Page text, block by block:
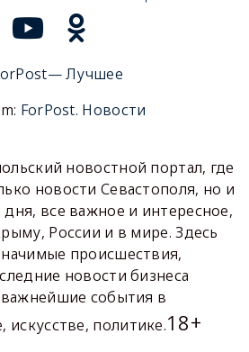
Лучшее
ForPost. Новости
новостной портал, где
новости Севастополя, но и
все важное и интересное,
России и в мире. Здесь
происшествия,
новости бизнеса
события в
искусстве, политике.18+